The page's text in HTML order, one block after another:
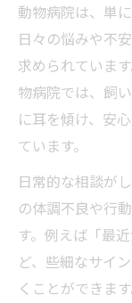
動物病院は、単
日々の悩みや不
求められていま
物病院では、飼
に耳を傾け、安
ています。
日常的な相談が
の体調不良や行
す。例えば「最
ど、些細なサイ
くことができま